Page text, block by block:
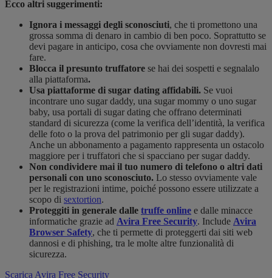
Ecco altri suggerimenti:
Ignora i messaggi degli sconosciuti, che ti promettono una
grossa somma di denaro in cambio di ben poco. Soprattutto se
devi pagare in anticipo, cosa che ovviamente non dovresti mai
fare.
Blocca il presunto truffatore se hai dei sospetti e segnalalo
alla piattaforma.
Usa piattaforme di sugar dating affidabili. Se vuoi
incontrare uno sugar daddy, una sugar mommy o uno sugar
baby, usa portali di sugar dating che offrano determinati
standard di sicurezza (come la verifica dell’identità, la verifica
delle foto o la prova del patrimonio per gli sugar daddy).
Anche un abbonamento a pagamento rappresenta un ostacolo
maggiore per i truffatori che si spacciano per sugar daddy.
Non condividere mai il tuo numero di telefono o altri dati
personali con uno sconosciuto. Lo stesso ovviamente vale
per le registrazioni intime, poiché possono essere utilizzate a
scopo di sextortion.
Proteggiti in generale dalle truffe online e dalle minacce
informatiche grazie ad Avira Free Security. Include Avira
Browser Safety, che ti permette di proteggerti dai siti web
dannosi e di phishing, tra le molte altre funzionalità di
sicurezza.
Scarica Avira Free Security